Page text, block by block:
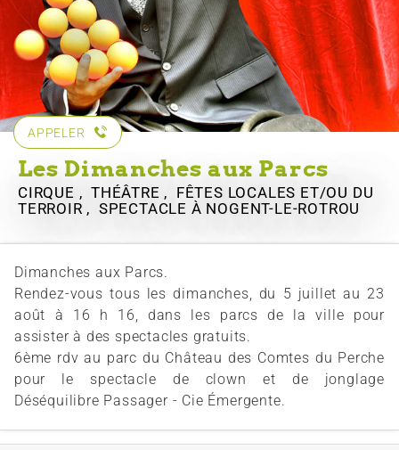
APPELER
Les Dimanches aux Parcs
CIRQUE , THÉÂTRE , FÊTES LOCALES ET/OU DU
TERROIR , SPECTACLE À NOGENT-LE-ROTROU
Dimanches aux Parcs.
Rendez-vous tous les dimanches, du 5 juillet au 23
août à 16 h 16, dans les parcs de la ville pour
assister à des spectacles gratuits.
6ème rdv au parc du Château des Comtes du Perche
pour le spectacle de clown et de jonglage
Déséquilibre Passager - Cie Émergente.